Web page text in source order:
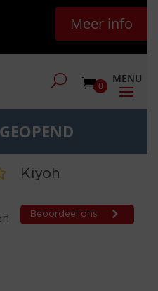
Meer info
0